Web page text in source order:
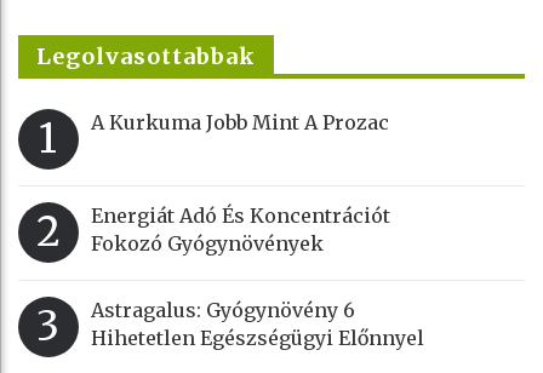
Legolvasottabbak
1 A Kurkuma Jobb Mint A Prozac
2
Energiát Adó És Koncentrációt
Fokozó Gyógynövények
3
Astragalus: Gyógynövény 6
Hihetetlen Egészségügyi Előnnyel